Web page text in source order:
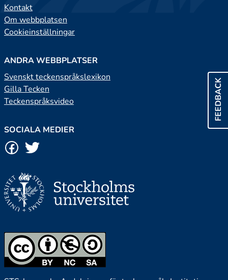
FEEDBACK
Kontakt
Om webbplatsen
Cookieinställningar
ANDRA WEBBPLATSER
Svenskt teckenspråkslexikon
Gilla Tecken
Teckenspråksvideo
SOCIALA MEDIER